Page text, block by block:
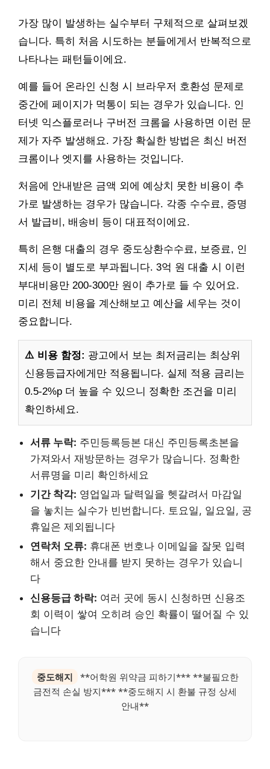
가장 많이 발생하는 실수부터 구체적으로 살펴보겠
습니다. 특히 처음 시도하는 분들에게서 반복적으로
나타나는 패턴들이에요.
예를 들어 온라인 신청 시 브라우저 호환성 문제로
중간에 페이지가 먹통이 되는 경우가 있습니다. 인
터넷 익스플로러나 구버전 크롬을 사용하면 이런 문
제가 자주 발생해요. 가장 확실한 방법은 최신 버전
크롬이나 엣지를 사용하는 것입니다.
처음에 안내받은 금액 외에 예상치 못한 비용이 추
가로 발생하는 경우가 많습니다. 각종 수수료, 증명
서 발급비, 배송비 등이 대표적이에요.
특히 은행 대출의 경우 중도상환수수료, 보증료, 인
지세 등이 별도로 부과됩니다. 3억 원 대출 시 이런
부대비용만 200-300만 원이 추가로 들 수 있어요.
미리 전체 비용을 계산해보고 예산을 세우는 것이
중요합니다.
⚠️ 비용 함정: 광고에서 보는 최저금리는 최상위
신용등급자에게만 적용됩니다. 실제 적용 금리는
0.5-2%p 더 높을 수 있으니 정확한 조건을 미리
확인하세요.
서류 누락: 주민등록등본 대신 주민등록초본을
가져와서 재방문하는 경우가 많습니다. 정확한
서류명을 미리 확인하세요
기간 착각: 영업일과 달력일을 헷갈려서 마감일
을 놓치는 실수가 빈번합니다. 토요일, 일요일, 공
휴일은 제외됩니다
연락처 오류: 휴대폰 번호나 이메일을 잘못 입력
해서 중요한 안내를 받지 못하는 경우가 있습니
다
신용등급 하락: 여러 곳에 동시 신청하면 신용조
회 이력이 쌓여 오히려 승인 확률이 떨어질 수 있
습니다
중도해지
**어학원 위약금 피하기*** **불필요한
금전적 손실 방지*** **중도해지 시 환불 규정 상세
안내**